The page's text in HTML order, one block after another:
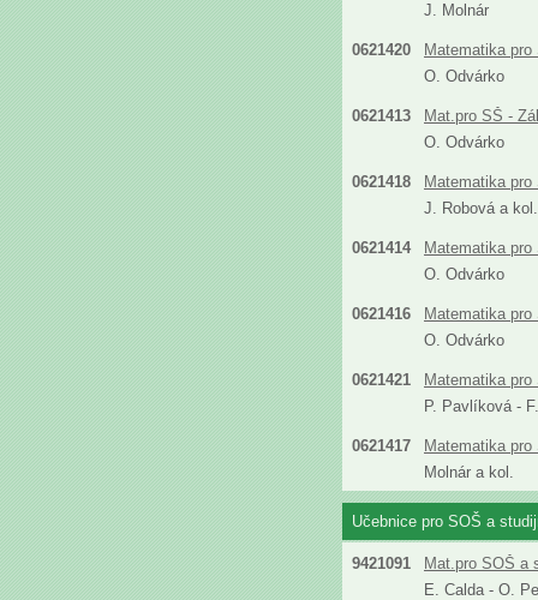
J. Molnár
0621420
Matematika
O. Odvárko
0621413
Mat.pro SŠ -
O. Odvárko
0621418
Matematika
J. Robová a kol.
0621414
Matematika
O. Odvárko
0621416
Matematika
O. Odvárko
0621421
Matematika
P. Pavlíková -
0621417
Matematika
Molnár a kol.
Učebnice pro SOŠ a
9421091
Mat.pro SOŠ a
E. Calda - O.